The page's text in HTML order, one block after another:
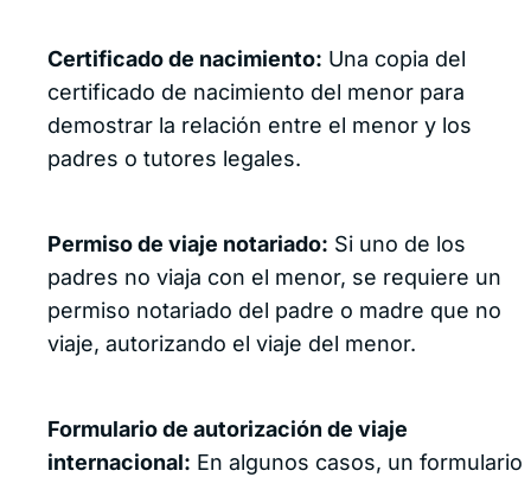
Certificado de nacimiento: Una copia del
certificado de nacimiento del menor para
demostrar la relación entre el menor y los
padres o tutores legales.
Permiso de viaje notariado: Si uno de los
padres no viaja con el menor, se requiere un
permiso notariado del padre o madre que no
viaje, autorizando el viaje del menor.
Formulario de autorización de viaje
internacional: En algunos casos, un formulario